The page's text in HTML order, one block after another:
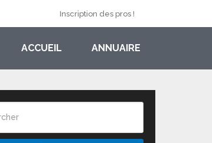
Inscription des pros !
ACCUEIL ANNUAIRE